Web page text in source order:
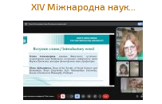
XIV Міжнародна наук...